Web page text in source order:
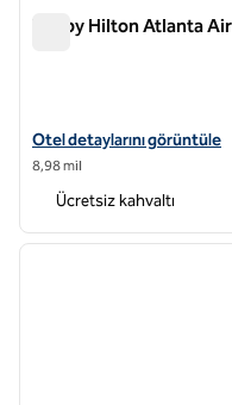
Tru by Hilton Atlanta
Tru by Hilton Atlanta
Otel detaylarını görüntüle
8,98 mil
Ücretsiz kahvaltı
1 / 12